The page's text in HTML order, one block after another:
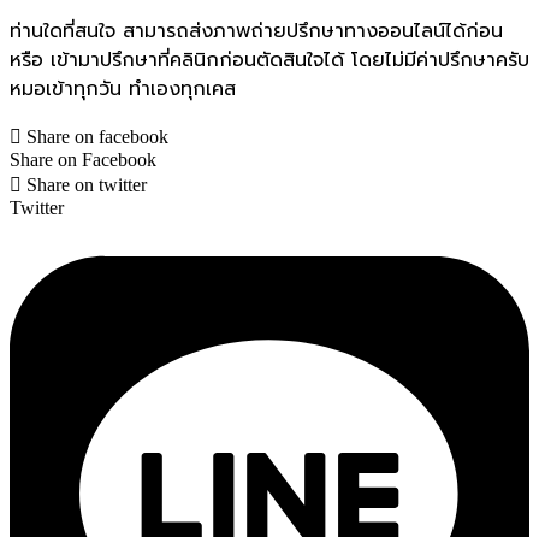
ท่านใดที่สนใจ สามารถส่งภาพถ่ายปรึกษาทางออนไลน์ได้ก่อน
หรือ เข้ามาปรึกษาที่คลินิกก่อนตัดสินใจได้ โดยไม่มีค่าปรึกษาครับ
หมอเข้าทุกวัน ทำเองทุกเคส
Share on facebook
Share on Facebook
Share on twitter
Twitter